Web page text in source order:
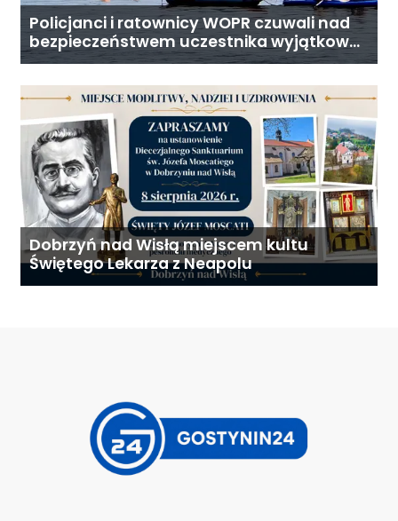
Policjanci i ratownicy WOPR czuwali nad
bezpieczeństwem uczestnika wyjątkowej
wyprawy
Dobrzyń nad Wisłą miejscem kultu
Świętego Lekarza z Neapolu